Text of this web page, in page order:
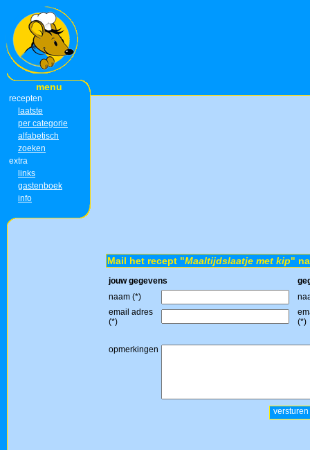
menu
recepten
laatste
per categorie
alfabetisch
zoeken
extra
links
gastenboek
info
Mail het recept "Maaltijdslaatje met kip"
jouw gegevens
naam (*)
email adres
(*)
(*)
opmerkingen